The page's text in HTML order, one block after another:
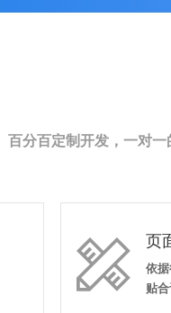
百分百定制开发，一对
 页
依
贴